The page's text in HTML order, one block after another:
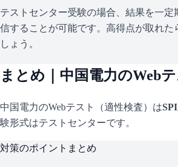
テストセンター受験の場合、結果を一定
信することが可能です。高得点が取れた
しょう。
まとめ｜ 中国電力のWeb
中国電力のWebテスト（適性検査）はSPI
験形式はテストセンターです。
対策のポイントまとめ